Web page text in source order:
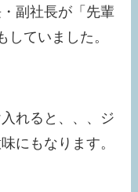
副社長が「先輩
ていました。
れると、、、ジ
にもなります。